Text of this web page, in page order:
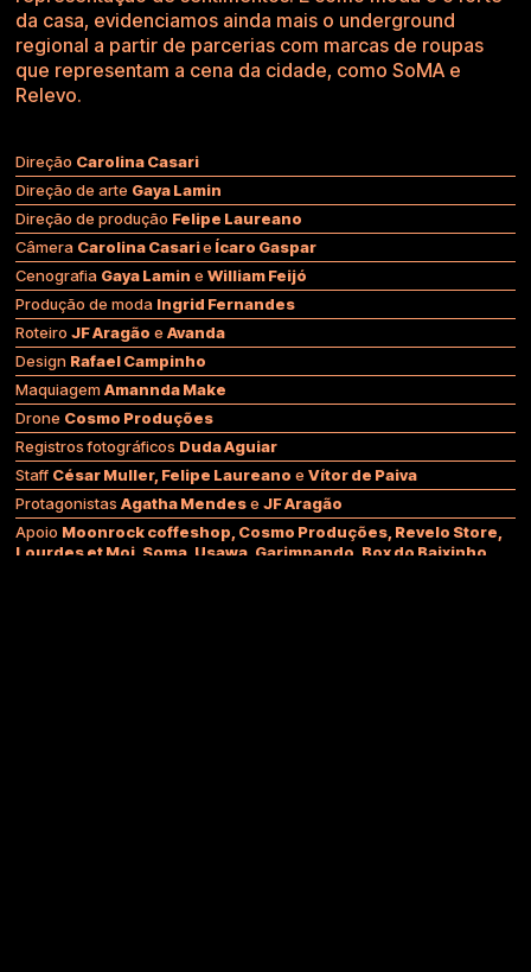
da casa, evidenciamos ainda mais o underground
regional a partir de parcerias com marcas de roupas
que representam a cena da cidade, comoSoMA e
Relevo.
Direção Carolina Casari
Direção de arte Gaya Lamin
Direção de produção Felipe Laureano
Câmera Carolina Casarie Ícaro Gaspar
Cenografia Gaya Lamin eWilliam Feijó
Produção de moda Ingrid Fernandes
RoteiroJF Aragão eAvanda
Design Rafael Campinho
MaquiagemAmannda Make
Drone Cosmo Produções
Registros fotográficos Duda Aguiar
Staff César Muller, Felipe Laureano eVítor de Paiva
ProtagonistasAgatha MendeseJF Aragão
Apoio Moonrock coffeshop, Cosmo Produções, Revelo Store,
Lourdes et Moi, Soma, Usawa, Garimpando, Box do Baixinho